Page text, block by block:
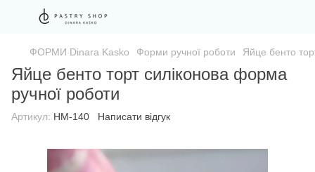
ФОРМИ Dinara Kasko Форми ручної роботи Яйце бенто
Яйце бенто торт силіконова форма
ручної роботи
Артикул: HM-140 Написати відгук